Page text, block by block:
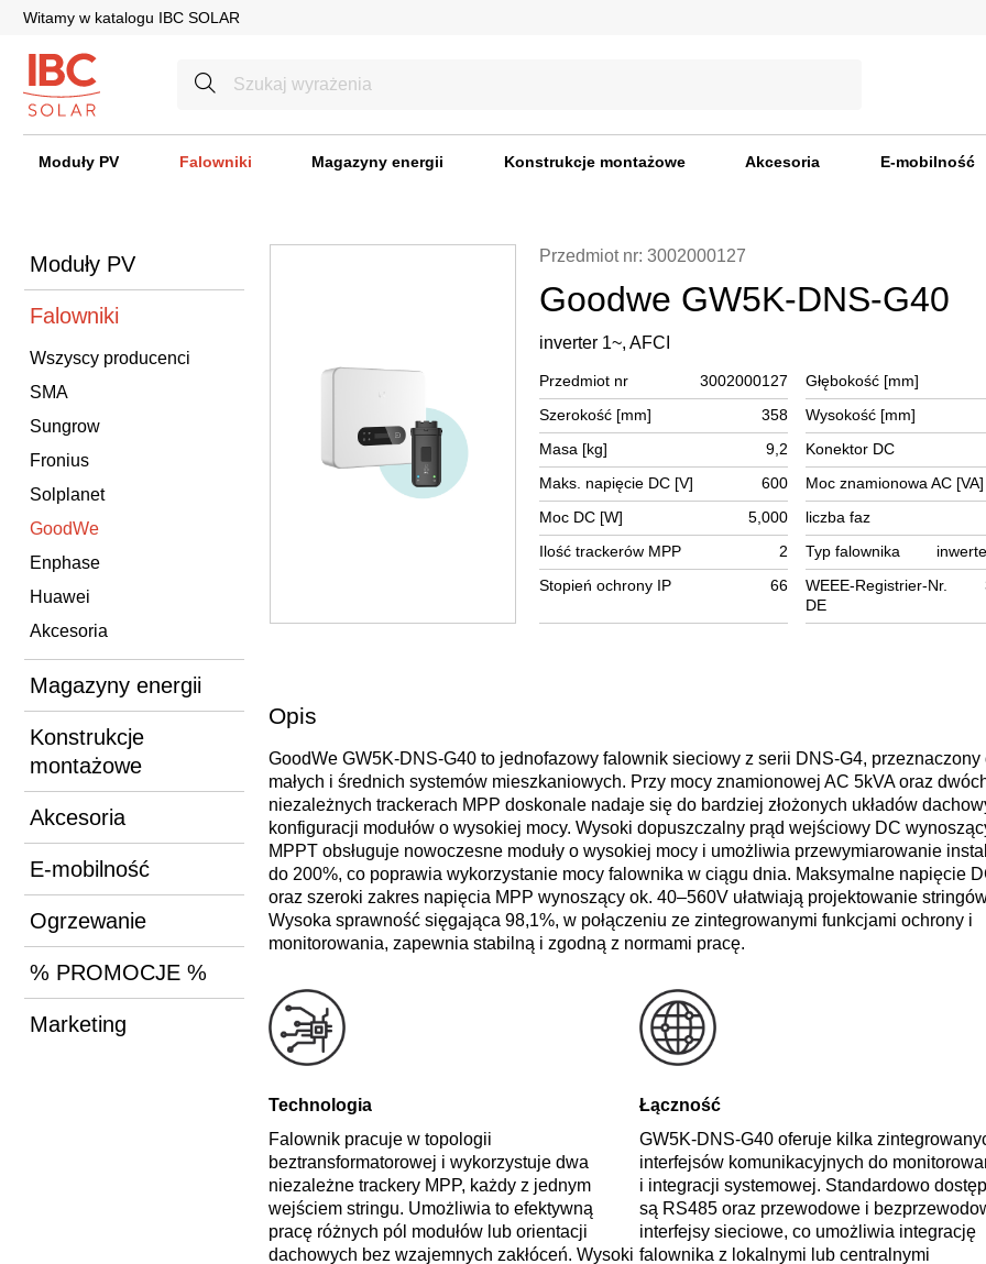
Witamy w katalogu IBC SOLAR
Moduły PV Falowniki Magazyny energii Konstrukcje montażowe Akcesoria E-mobilność
Moduły PV
Falowniki
Wszyscy producenci
SMA
Sungrow
Fronius
Solplanet
GoodWe
Enphase
Huawei
Akcesoria
Magazyny energii
Konstrukcje
montażowe
Akcesoria
E-mobilność
Ogrzewanie
% PROMOCJE %
Marketing
Przedmiot nr: 3002000127
Goodwe GW5K-DNS-G40
inverter 1~, AFCI
Przedmiot nr 3002000127
Głębokość [mm]
Szerokość [mm]
358
Wysokość [mm]
Masa [kg]
9,2
Konektor DC
Maks. napięcie DC [V]
600
Moc znamionowa AC [VA]
Moc DC [W]
5,000
liczba faz
Ilość trackerów MPP
2 Typ falownika
Stopień ochrony IP
66
WEEE-Registrier-Nr.
DE
Opis
GoodWe GW5K-DNS-G40 to jednofazowy falownik sieciowy z serii DNS‑G4, przeznaczony
małych i średnich systemów mieszkaniowych. Przy mocy znamionowej AC 5kVA oraz
niezależnych trackerach MPP doskonale nadaje się do bardziej złożonych układów
konfiguracji modułów o wysokiej mocy. Wysoki dopuszczalny prąd wejściowy DC
MPPT obsługuje nowoczesne moduły o wysokiej mocy i umożliwia przewymiarowanie
do 200%, co poprawia wykorzystanie mocy falownika w ciągu dnia. Maksymalne napięcie
oraz szeroki zakres napięcia MPP wynoszący ok. 40–560V ułatwiają projektowanie
Wysoka sprawność sięgająca 98,1%, w połączeniu ze zintegrowanymi funkcjami ochrony i
monitorowania, zapewnia stabilną i zgodną z normami pracę.
Technologia
Falownik pracuje w topologii
beztransformatorowej i wykorzystuje dwa
niezależne trackery MPP, każdy z jednym
wejściem stringu. Umożliwia to efektywną
pracę różnych pól modułów lub orientacji
dachowych bez wzajemnych zakłóceń. Wysoki
Łączność
GW5K‑DNS‑G40 oferuje kilka
interfejsów komunikacyjnych do
i integracji systemowej. Standardowo
są RS485 oraz przewodowe i
interfejsy sieciowe, co umożliwia integrację
falownika z lokalnymi lub centralnymi